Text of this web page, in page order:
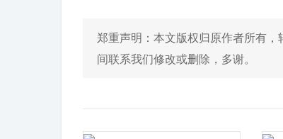
郑重声明：本文版权归原作者所有
间联系我们修改或删除，多谢。